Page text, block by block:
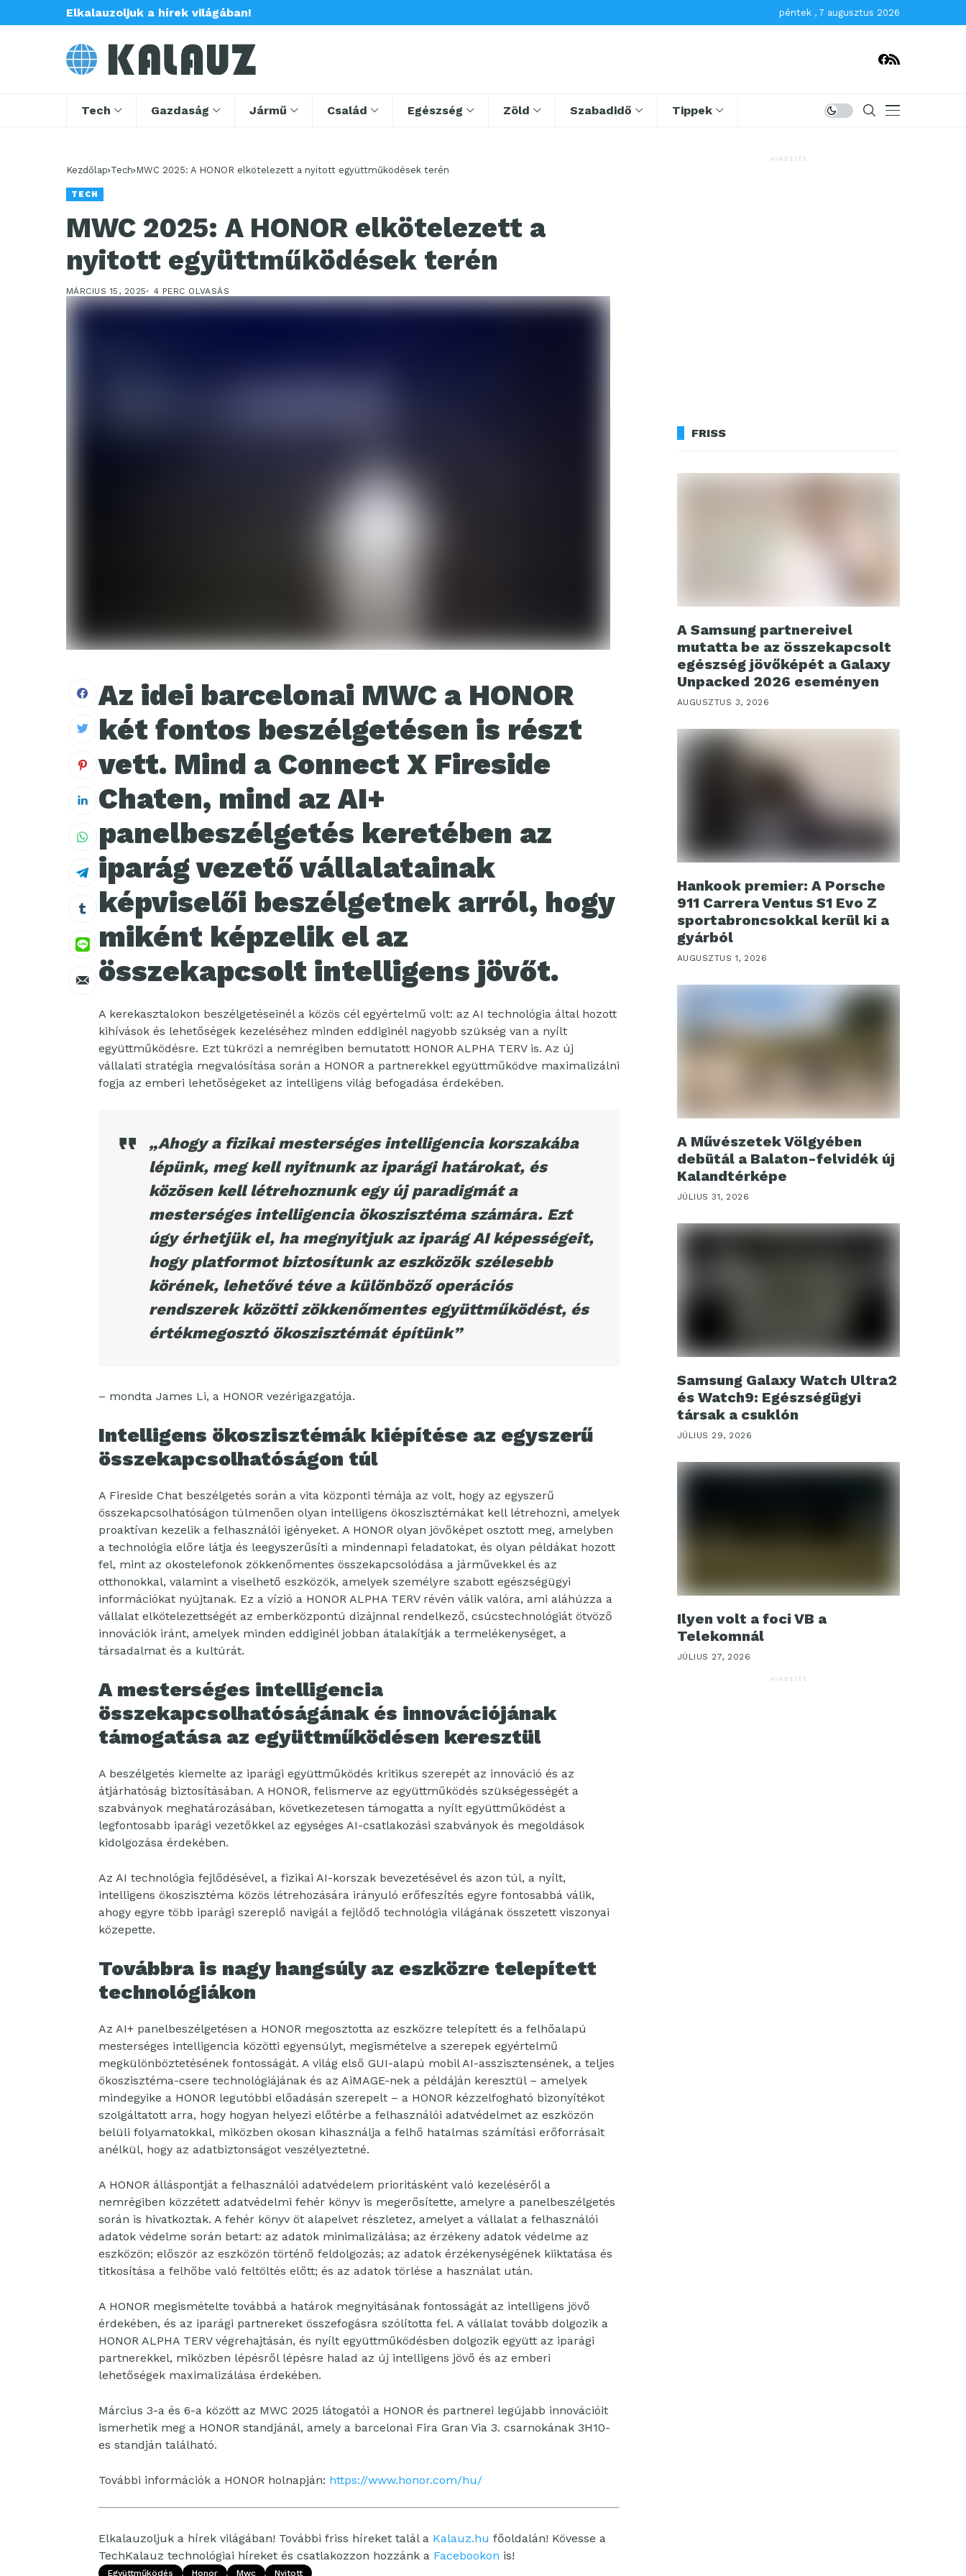
Elkalauzoljuk a hírek világában! péntek , 7 augusztus 2026
Tech Gazdaság Jármű Család Egészség Zöld Szabadidő Tippek
Kezdőlap Tech MWC 2025: A HONOR elkötelezett a nyitott együttműködések terén
TECH
MWC 2025: A HONOR elkötelezett a
nyitott együttműködések terén
MÁRCIUS 15, 2025 4 PERC OLVASÁS
Az idei barcelonai MWC a HONOR
két fontos beszélgetésen is részt
vett. Mind a Connect X Fireside
Chaten, mind az AI+
panelbeszélgetés keretében az
iparág vezető vállalatainak
képviselői beszélgetnek arról, hogy
miként képzelik el az
összekapcsolt intelligens jövőt.
A kerekasztalokon beszélgetéseinél a közös cél egyértelmű volt: az AI technológia által hozott
kihívások és lehetőségek kezeléséhez minden eddiginél nagyobb szükség van a nyílt
együttműködésre. Ezt tükrözi a nemrégiben bemutatott HONOR ALPHA TERV is. Az új
vállalati stratégia megvalósítása során a HONOR a partnerekkel együttműködve maximalizálni
fogja az emberi lehetőségeket az intelligens világ befogadása érdekében.
„Ahogy a fizikai mesterséges intelligencia korszakába
lépünk, meg kell nyitnunk az iparági határokat, és
közösen kell létrehoznunk egy új paradigmát a
mesterséges intelligencia ökoszisztéma számára. Ezt
úgy érhetjük el, ha megnyitjuk az iparág AI képességeit,
hogy platformot biztosítunk az eszközök szélesebb
körének, lehetővé téve a különböző operációs
rendszerek közötti zökkenőmentes együttműködést, és
értékmegosztó ökoszisztémát építünk”
– mondta James Li, a HONOR vezérigazgatója.
Intelligens ökoszisztémák kiépítése az egyszerű
összekapcsolhatóságon túl
A Fireside Chat beszélgetés során a vita központi témája az volt, hogy az egyszerű
összekapcsolhatóságon túlmenően olyan intelligens ökoszisztémákat kell létrehozni, amelyek
proaktívan kezelik a felhasználói igényeket. A HONOR olyan jövőképet osztott meg, amelyben
a technológia előre látja és leegyszerűsíti a mindennapi feladatokat, és olyan példákat hozott
fel, mint az okostelefonok zökkenőmentes összekapcsolódása a járművekkel és az
otthonokkal, valamint a viselhető eszközök, amelyek személyre szabott egészségügyi
információkat nyújtanak. Ez a vízió a HONOR ALPHA TERV révén válik valóra, ami aláhúzza a
vállalat elkötelezettségét az emberközpontú dizájnnal rendelkező, csúcstechnológiát ötvöző
innovációk iránt, amelyek minden eddiginél jobban átalakítják a termelékenységet, a
társadalmat és a kultúrát.
A mesterséges intelligencia
összekapcsolhatóságának és innovációjának
támogatása az együttműködésen keresztül
A beszélgetés kiemelte az iparági együttműködés kritikus szerepét az innováció és az
átjárhatóság biztosításában. A HONOR, felismerve az együttműködés szükségességét a
szabványok meghatározásában, következetesen támogatta a nyílt együttműködést a
legfontosabb iparági vezetőkkel az egységes AI-csatlakozási szabványok és megoldások
kidolgozása érdekében.
Az AI technológia fejlődésével, a fizikai AI-korszak bevezetésével és azon túl, a nyílt,
intelligens ökoszisztéma közös létrehozására irányuló erőfeszítés egyre fontosabbá válik,
ahogy egyre több iparági szereplő navigál a fejlődő technológia világának összetett viszonyai
közepette.
Továbbra is nagy hangsúly az eszközre telepített
technológiákon
Az AI+ panelbeszélgetésen a HONOR megosztotta az eszközre telepített és a felhőalapú
mesterséges intelligencia közötti egyensúlyt, megismételve a szerepek egyértelmű
megkülönböztetésének fontosságát. A világ első GUI-alapú mobil AI-asszisztensének, a teljes
ökoszisztéma-csere technológiájának és az AiMAGE-nek a példáján keresztül – amelyek
mindegyike a HONOR legutóbbi előadásán szerepelt – a HONOR kézzelfogható bizonyítékot
szolgáltatott arra, hogy hogyan helyezi előtérbe a felhasználói adatvédelmet az eszközön
belüli folyamatokkal, miközben okosan kihasználja a felhő hatalmas számítási erőforrásait
anélkül, hogy az adatbiztonságot veszélyeztetné.
A HONOR álláspontját a felhasználói adatvédelem prioritásként való kezeléséről a
nemrégiben közzétett adatvédelmi fehér könyv is megerősítette, amelyre a panelbeszélgetés
során is hivatkoztak. A fehér könyv öt alapelvet részletez, amelyet a vállalat a felhasználói
adatok védelme során betart: az adatok minimalizálása; az érzékeny adatok védelme az
eszközön; először az eszközön történő feldolgozás; az adatok érzékenységének kiiktatása és
titkosítása a felhőbe való feltöltés előtt; és az adatok törlése a használat után.
A HONOR megismételte továbbá a határok megnyitásának fontosságát az intelligens jövő
érdekében, és az iparági partnereket összefogásra szólította fel. A vállalat tovább dolgozik a
HONOR ALPHA TERV végrehajtásán, és nyílt együttműködésben dolgozik együtt az iparági
partnerekkel, miközben lépésről lépésre halad az új intelligens jövő és az emberi
lehetőségek maximalizálása érdekében.
Március 3-a és 6-a között az MWC 2025 látogatói a HONOR és partnerei legújabb innovációit
ismerhetik meg a HONOR standjánál, amely a barcelonai Fira Gran Via 3. csarnokának 3H10-
es standján található.
További információk a HONOR holnapján: https://www.honor.com/hu/
Elkalauzoljuk a hírek világában! További friss híreket talál a Kalauz.hu főoldalán! Kövesse a
TechKalauz technológiai híreket és csatlakozzon hozzánk a Facebookon is!
Együttműködés Honor Mwc Nyitott
HIRDETÉS
FRISS
A Samsung partnereivel
mutatta be az összekapcsolt
egészség jövőképét a Galaxy
Unpacked 2026 eseményen
AUGUSZTUS 3, 2026
Hankook premier: A Porsche
911 Carrera Ventus S1 Evo Z
sportabroncsokkal kerül ki a
gyárból
AUGUSZTUS 1, 2026
A Művészetek Völgyében
debütál a Balaton-felvidék új
Kalandtérképe
JÚLIUS 31, 2026
Samsung Galaxy Watch Ultra2
és Watch9: Egészségügyi
társak a csuklón
JÚLIUS 29, 2026
Ilyen volt a foci VB a
Telekomnál
JÚLIUS 27, 2026
HIRDETÉS